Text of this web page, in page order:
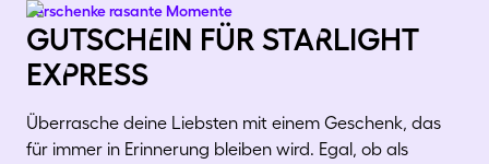
gutschEin für staRlight
exPress
Verschenke rasante Momente
Überrasche deine Liebsten mit einem Geschenk, das
für immer in Erinnerung bleiben wird. Egal, ob als